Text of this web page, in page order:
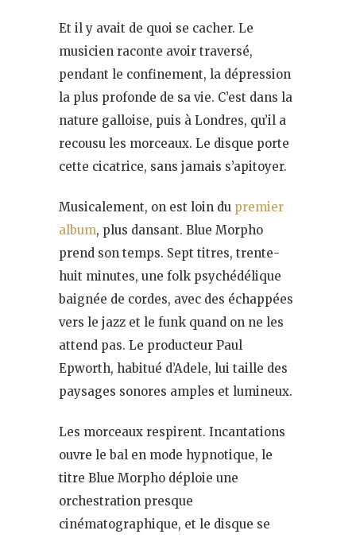
Et il y avait de quoi se cacher. Le
musicien raconte avoir traversé,
pendant le confinement, la dépression
la plus profonde de sa vie. C’est dans la
nature galloise, puis à Londres, qu’il a
recousu les morceaux. Le disque porte
cette cicatrice, sans jamais s’apitoyer.
Musicalement, on est loin du premier
album, plus dansant. Blue Morpho
prend son temps. Sept titres, trente-
huit minutes, une folk psychédélique
baignée de cordes, avec des échappées
vers le jazz et le funk quand on ne les
attend pas. Le producteur Paul
Epworth, habitué d’Adele, lui taille des
paysages sonores amples et lumineux.
Les morceaux respirent. Incantations
ouvre le bal en mode hypnotique, le
titre Blue Morpho déploie une
orchestration presque
cinématographique, et le disque se